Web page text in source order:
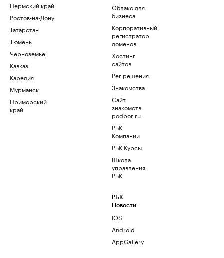
Пермский край
Ростов-на-Дону
Татарстан
Тюмень
Черноземье
Кавказ
Карелия
Мурманск
Приморский
край
Облако для
бизнеса
Корпоративный
регистратор
доменов
Хостинг
сайтов
Рег.решения
Знакомства
Сайт
знакомств
podbor.ru
РБК
Компании
РБК Курсы
Школа
управления
РБК
РБК
Новости
iOS
Android
AppGallery